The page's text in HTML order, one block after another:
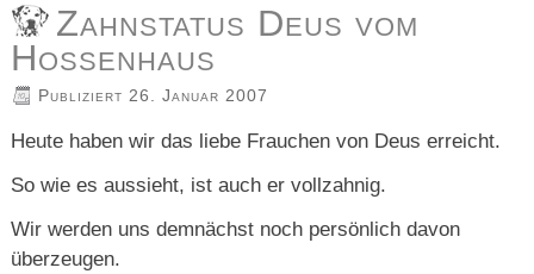
Zahnstatus Deus vom
Hossenhaus
Publiziert 26. Januar 2007
Heute haben wir das liebe Frauchen von Deus erreicht.
So wie es aussieht, ist auch er vollzahnig.
Wir werden uns demnächst noch persönlich davon
überzeugen.